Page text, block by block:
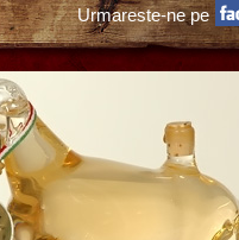
Urmareste-ne pe